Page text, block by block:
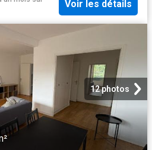
Voir les détails
12 photos